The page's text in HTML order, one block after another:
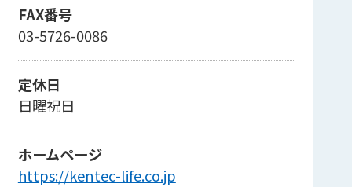
FAX番号
03-5726-0086
定休日
日曜祝日
ホームページ
https://kentec-life.co.jp